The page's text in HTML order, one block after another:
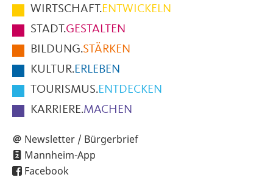
im
Fußbereich
der
Seite
WIRTSCHAFT.ENTWICKELN
STADT.GESTALTEN
BILDUNG.STÄRKEN
KULTUR.ERLEBEN
TOURISMUS.ENTDECKEN
KARRIERE.MACHEN
Newsletter / Bürgerbrief
Mannheim-App
Facebook